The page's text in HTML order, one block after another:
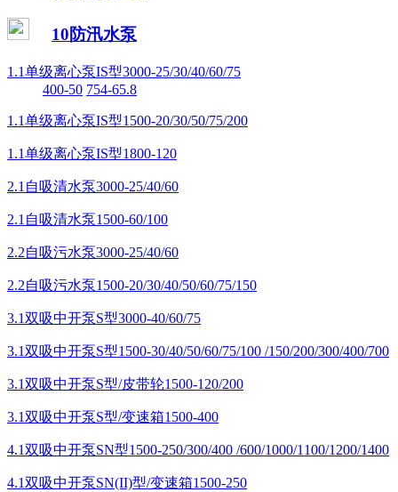
10防汛水泵
1.1单级离心泵IS型3000-25/30/40/60/75
400-50 754-65.8
1.1单级离心泵IS型1500-20/30/50/75/200
1.1单级离心泵IS型1800-120
2.1自吸清水泵3000-25/40/60
2.1自吸清水泵1500-60/100
2.2自吸污水泵3000-25/40/60
2.2自吸污水泵1500-20/30/40/50/60/75/150
3.1双吸中开泵S型3000-40/60/75
3.1双吸中开泵S型1500-30/40/50/60/75/100 /150/200/300/400/700
3.1双吸中开泵S型/皮带轮1500-120/200
3.1双吸中开泵S型/变速箱1500-400
4.1双吸中开泵SN型1500-250/300/400 /600/1000/1100/1200/1400
4.1双吸中开泵SN(II)型/变速箱1500-250